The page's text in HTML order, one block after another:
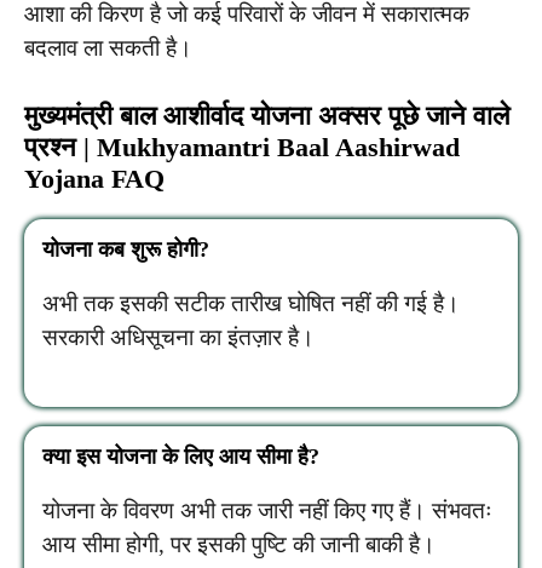
आशा की किरण है जो कई परिवारों के जीवन में सकारात्मक
बदलाव ला सकती है।
मुख्यमंत्री बाल आशीर्वाद योजना अक्सर पूछे जाने वाले
प्रश्न | Mukhyamantri Baal Aashirwad
Yojana FAQ
योजना कब शुरू होगी?
अभी तक इसकी सटीक तारीख घोषित नहीं की गई है।
सरकारी अधिसूचना का इंतज़ार है।
क्या इस योजना के लिए आय सीमा है?
योजना के विवरण अभी तक जारी नहीं किए गए हैं। संभवतः
आय सीमा होगी, पर इसकी पुष्टि की जानी बाकी है।